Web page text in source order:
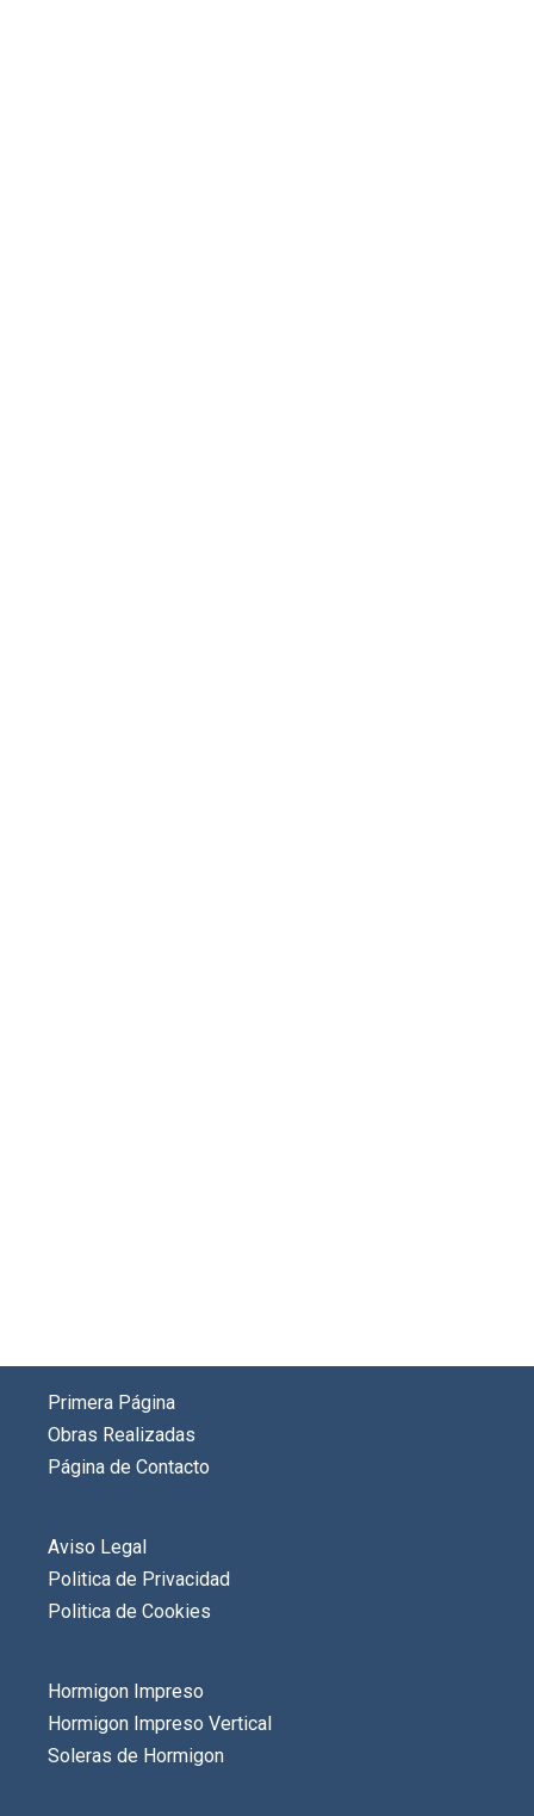
Primera Página
Obras Realizadas
Página de Contacto
Aviso Legal
Politica de Privacidad
Politica de Cookies
Hormigon Impreso
Hormigon Impreso Vertical
Soleras de Hormigon